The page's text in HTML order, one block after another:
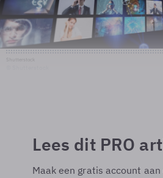
Lees dit PRO
Maak een gratis account